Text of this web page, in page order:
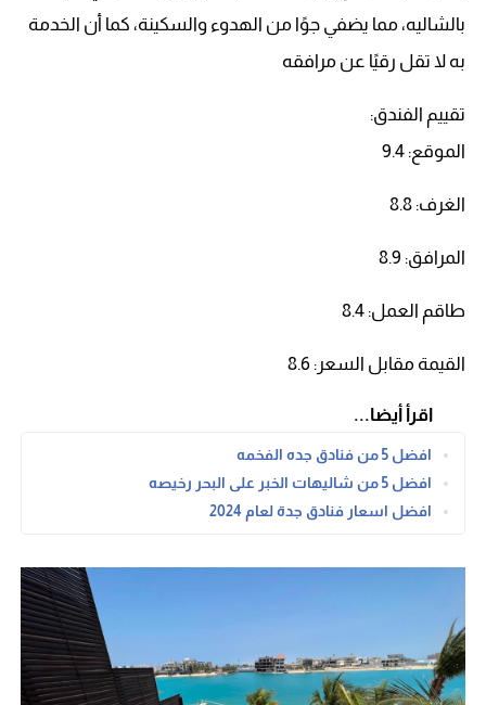
بالشاليه، مما يضفي جوًا من الهدوء والسكينة، كما أن الخدمة
به لا تقل رقيًا عن مرافقه
تقييم الفندق:
الموقع: 9.4
الغرف: 8.8
المرافق: 8.9
طاقم العمل: 8.4
القيمة مقابل السعر: 8.6
اقرأ أيضا...
افضل 5 من فنادق جده الفخمه
افضل 5 من شاليهات الخبر على البحر رخيصه
افضل اسعار فنادق جدة لعام 2024